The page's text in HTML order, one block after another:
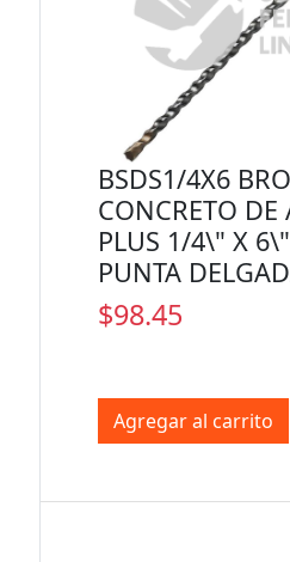
BSDS1/4X6
CONCRETO DE
PLUS 1/4\" X
PUNTA
$98.45
Agregar al carrito